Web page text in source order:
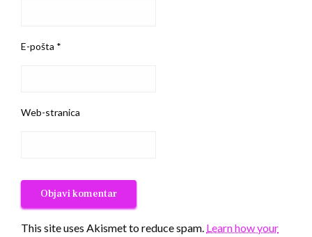
E-pošta *
Web-stranica
This site uses Akismet to reduce spam. Learn how your